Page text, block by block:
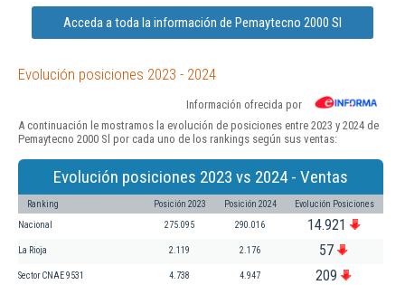
Acceda a toda la información de Pemaytecno 2000 Sl
Evolución posiciones 2023 - 2024
Información ofrecida por
A continuación le mostramos la evolución de posiciones entre 2023 y 2024 de
Pemaytecno 2000 Sl por cada uno de los rankings según sus ventas:
Evolución posiciones 2023 vs 2024 - Ventas
Ranking Posición 2023 Posición 2024 Evolución Posiciones
Nacional 275.095 290.016 14.921
La Rioja 2.119 2.176 57
Sector CNAE 9531 4.738 4.947 209